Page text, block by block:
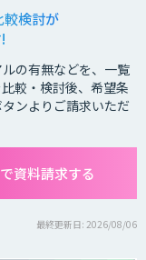
較検討が
の有無などを、一覧
較・検討後、希望条
ンよりご請求いただ
資料請求する
最終更新日: 2026/08/06